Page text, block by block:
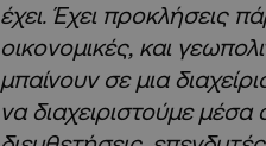
έχει. Έχει προκλήσεις
οικονομικές, και
μπαίνουν σε μια
να διαχειριστούμε μέσα